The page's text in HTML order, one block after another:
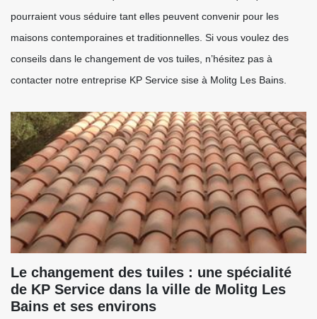
pourraient vous séduire tant elles peuvent convenir pour les
maisons contemporaines et traditionnelles. Si vous voulez des
conseils dans le changement de vos tuiles, n’hésitez pas à
contacter notre entreprise KP Service sise à Molitg Les Bains.
Le changement des tuiles : une spécialité
de KP Service dans la ville de Molitg Les
Bains et ses environs